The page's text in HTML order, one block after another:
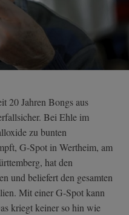
20 Jahren Bongs aus
Bei Ehle im
zu bunten
G-Spot in Wertheim, am
hat den
und beliefert den gesamten
Mit einer G-Spot kann
kriegt keiner so hin wie